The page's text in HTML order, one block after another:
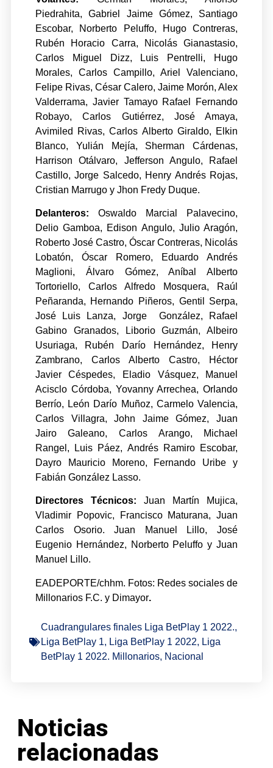
Piedrahita, Gabriel Jaime Gómez, Santiago
Escobar, Norberto Peluffo, Hugo Contreras,
Rubén Horacio Carra, Nicolás Gianastasio,
Carlos Miguel Dizz, Luis Pentrelli, Hugo
Morales, Carlos Campillo, Ariel Valenciano,
Felipe Rivas, César Calero, Jaime Morón, Alex
Valderrama, Javier Tamayo Rafael Fernando
Robayo, Carlos Gutiérrez, José Amaya,
Avimiled Rivas, Carlos Alberto Giraldo, Elkin
Blanco, Yulián Mejía, Sherman Cárdenas,
Harrison Otálvaro, Jefferson Angulo, Rafael
Castillo, Jorge Salcedo, Henry Andrés Rojas,
Cristian Marrugo y Jhon Fredy Duque.
Delanteros: Oswaldo Marcial Palavecino,
Delio Gamboa, Edison Angulo, Julio Aragón,
Roberto José Castro, Óscar Contreras, Nicolás
Lobatón, Óscar Romero, Eduardo Andrés
Maglioni, Álvaro Gómez, Aníbal Alberto
Tortoriello, Carlos Alfredo Mosquera, Raúl
Peñaranda, Hernando Piñeros, Gentil Serpa,
José Luis Lanza, Jorge González, Rafael
Gabino Granados, Liborio Guzmán, Albeiro
Usuriaga, Rubén Darío Hernández, Henry
Zambrano, Carlos Alberto Castro, Héctor
Javier Céspedes, Eladio Vásquez, Manuel
Acisclo Córdoba, Yovanny Arrechea, Orlando
Berrío, León Darío Muñoz, Carmelo Valencia,
Carlos Villagra, John Jaime Gómez, Juan
Jairo Galeano, Carlos Arango, Michael
Rangel, Luis Páez, Andrés Ramiro Escobar,
Dayro Mauricio Moreno, Fernando Uribe y
Fabián González Lasso.
Directores Técnicos: Juan Martín Mujica,
Vladimir Popovic, Francisco Maturana, Juan
Carlos Osorio. Juan Manuel Lillo, José
Eugenio Hernández, Norberto Peluffo y Juan
Manuel Lillo.
EADEPORTE/chhm. Fotos: Redes sociales de
Millonarios F.C. y Dimayor.
Cuadrangulares finales Liga BetPlay 1 2022.,
Liga BetPlay 1, Liga BetPlay 1 2022, Liga
BetPlay 1 2022. Millonarios, Nacional
Noticias
relacionadas